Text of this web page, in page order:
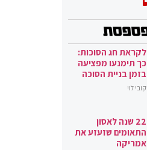
לקראת חג הסוכות:
כך תימנעו מפציעה
בזמן בניית הסוכה
קובי לוי
22 שנה לאסון
התאומים שזעזע את
אמריקה